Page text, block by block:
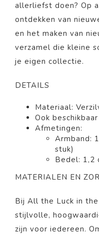
allerliefst doen? Op
ontdekken van
en het maken van
verzamel die kleine
je eigen collectie.
DETAILS
Materiaal:
Ook
Afmetingen:
Armband:
stuk)
Bedel: 1,2
MATERIALEN EN
Bij All the Luck in
stijlvolle,
zijn voor iedereen.